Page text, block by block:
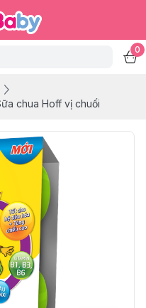
0
chua Hoff vị chuối